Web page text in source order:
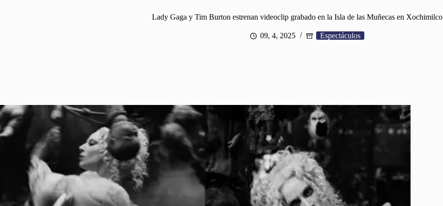
Lady Gaga y Tim Burton estrenan videoclip grabado en la Isla de las Muñecas en Xochimilco
09, 4, 2025 Espectáculos